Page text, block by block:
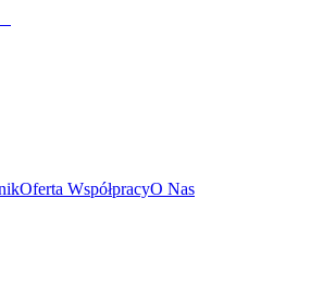
Oferta WspółpracyO Nas